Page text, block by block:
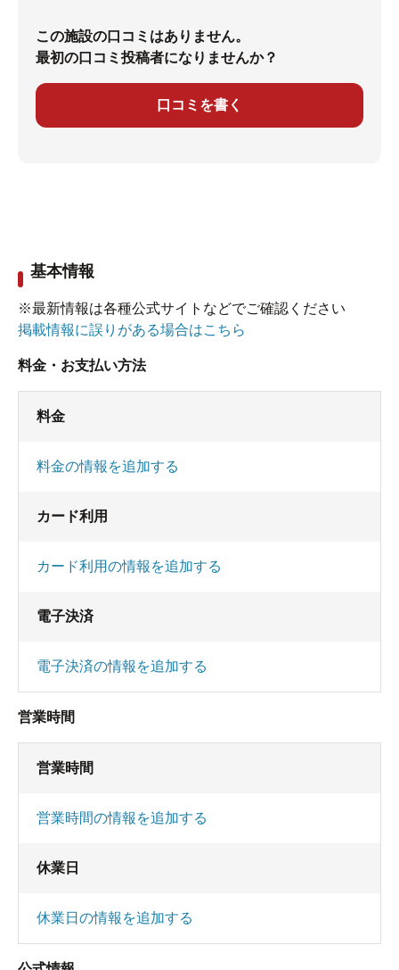
この施設の口コミはありません。
最初の口コミ投稿者になりませんか？
口コミを書く
基本情報
※最新情報は各種公式サイトなどでご確認ください
掲載情報に誤りがある場合はこちら
料金・お支払い方法
料金
料金の情報を追加する
カード利用
カード利用の情報を追加する
電子決済
電子決済の情報を追加する
営業時間
営業時間
営業時間の情報を追加する
休業日
休業日の情報を追加する